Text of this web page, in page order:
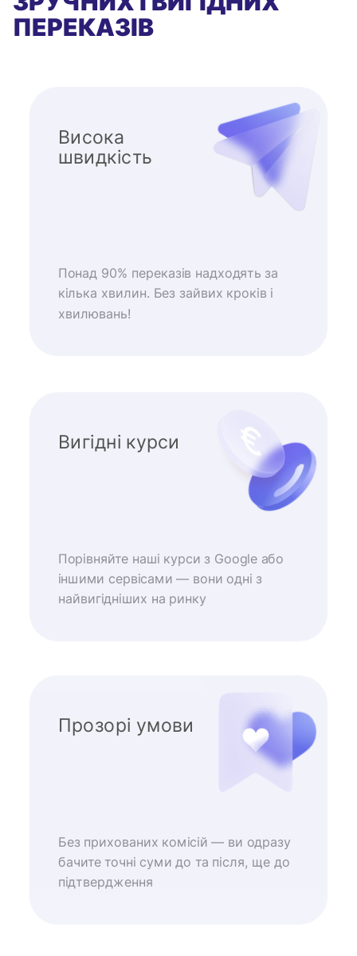
ПЕРЕКАЗІВ
Висока
швидкість
Понад 90% переказів надходять за
кілька хвилин. Без зайвих кроків і
хвилювань!
Вигідні курси
Порівняйте наші курси з Google або
іншими сервісами — вони одні з
найвигідніших на ринку
Прозорі умови
Без прихованих комісій — ви одразу
бачите точні суми до та після, ще до
підтвердження